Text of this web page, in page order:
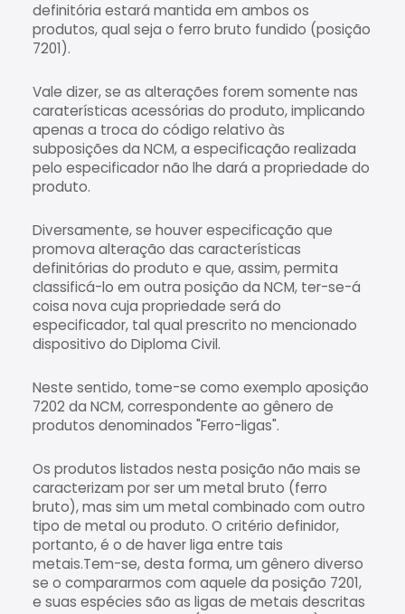
definitória estará mantida em ambos os
produtos, qual seja o ferro bruto fundido (posição
7201).
Vale dizer, se as alterações forem somente nas
caraterísticas acessórias do produto, implicando
apenas a troca do código relativo às
subposições da NCM, a especificação realizada
pelo especificador não lhe dará a propriedade do
produto.
Diversamente, se houver especificação que
promova alteração das características
definitórias do produto e que, assim, permita
classificá-lo em outra posição da NCM, ter-se-á
coisa nova cuja propriedade será do
especificador, tal qual prescrito no mencionado
dispositivo do Diploma Civil.
Neste sentido, tome-se como exemplo aposição
7202 da NCM, correspondente ao gênero de
produtos denominados "Ferro-ligas".
Os produtos listados nesta posição não mais se
caracterizam por ser um metal bruto (ferro
bruto), mas sim um metal combinado com outro
tipo de metal ou produto. O critério definidor,
portanto, é o de haver liga entre tais
metais.Tem-se, desta forma, um gênero diverso
se o compararmos com aquele da posição 7201,
e suas espécies são as ligas de metais descritas